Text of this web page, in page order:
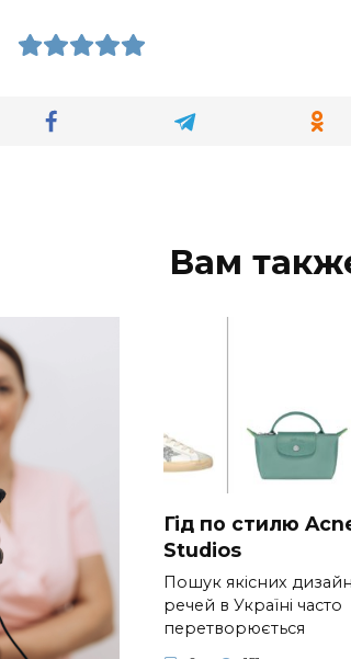
Вам
Гід по стилю
Studios
Пошук якісних
речей в Україні часто
перетворюється